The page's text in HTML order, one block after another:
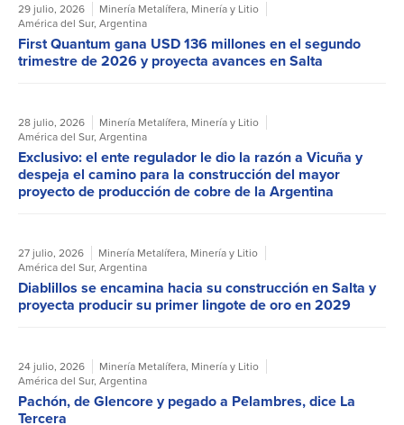
29 julio, 2026 Minería Metalífera, Minería y Litio
América del Sur, Argentina
First Quantum gana USD 136 millones en el segundo
trimestre de 2026 y proyecta avances en Salta
28 julio, 2026 Minería Metalífera, Minería y Litio
América del Sur, Argentina
Exclusivo: el ente regulador le dio la razón a Vicuña y
despeja el camino para la construcción del mayor
proyecto de producción de cobre de la Argentina
27 julio, 2026 Minería Metalífera, Minería y Litio
América del Sur, Argentina
Diablillos se encamina hacia su construcción en Salta y
proyecta producir su primer lingote de oro en 2029
24 julio, 2026 Minería Metalífera, Minería y Litio
América del Sur, Argentina
Pachón, de Glencore y pegado a Pelambres, dice La
Tercera